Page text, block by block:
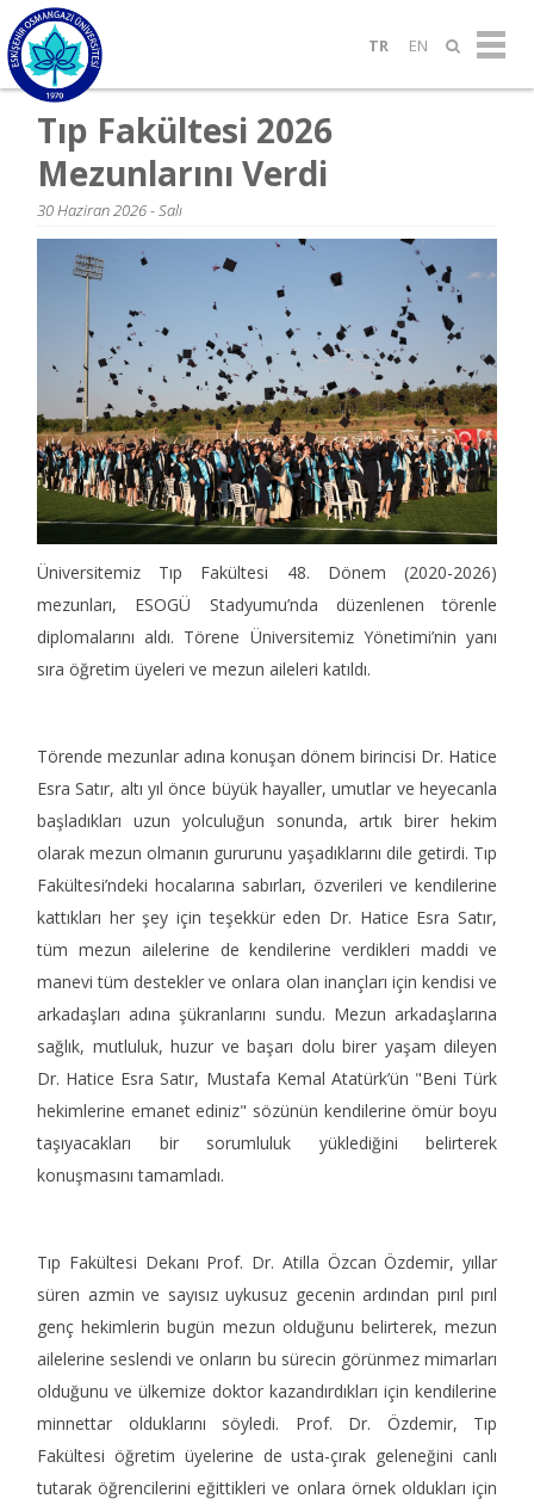
TR EN
Tıp Fakültesi 2026
Mezunlarını Verdi
30 Haziran 2026 - Salı
Üniversitemiz Tıp Fakültesi 48. Dönem (2020-2026)
mezunları, ESOGÜ Stadyumu’nda düzenlenen törenle
diplomalarını aldı. Törene Üniversitemiz Yönetimi’nin yanı
sıra öğretim üyeleri ve mezun aileleri katıldı.
Törende mezunlar adına konuşan dönem birincisi Dr. Hatice
Esra Satır, altı yıl önce büyük hayaller, umutlar ve heyecanla
başladıkları uzun yolculuğun sonunda, artık birer hekim
olarak mezun olmanın gururunu yaşadıklarını dile getirdi. Tıp
Fakültesi’ndeki hocalarına sabırları, özverileri ve kendilerine
kattıkları her şey için teşekkür eden Dr. Hatice Esra Satır,
tüm mezun ailelerine de kendilerine verdikleri maddi ve
manevi tüm destekler ve onlara olan inançları için kendisi ve
arkadaşları adına şükranlarını sundu. Mezun arkadaşlarına
sağlık, mutluluk, huzur ve başarı dolu birer yaşam dileyen
Dr. Hatice Esra Satır, Mustafa Kemal Atatürk’ün "Beni Türk
hekimlerine emanet ediniz" sözünün kendilerine ömür boyu
taşıyacakları bir sorumluluk yüklediğini belirterek
konuşmasını tamamladı.
Tıp Fakültesi Dekanı Prof. Dr. Atilla Özcan Özdemir, yıllar
süren azmin ve sayısız uykusuz gecenin ardından pırıl pırıl
genç hekimlerin bugün mezun olduğunu belirterek, mezun
ailelerine seslendi ve onların bu sürecin görünmez mimarları
olduğunu ve ülkemize doktor kazandırdıkları için kendilerine
minnettar olduklarını söyledi. Prof. Dr. Özdemir, Tıp
Fakültesi öğretim üyelerine de usta-çırak geleneğini canlı
tutarak öğrencilerini eğittikleri ve onlara örnek oldukları için